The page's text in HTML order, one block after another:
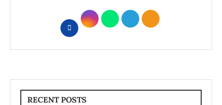
RECENT POSTS